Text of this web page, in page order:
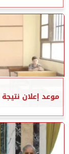
موعد إعلان نتيجة